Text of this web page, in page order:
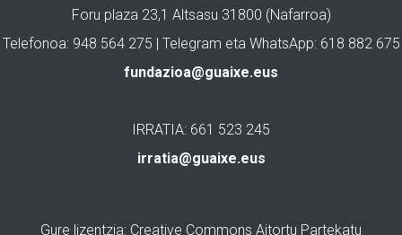
Foru plaza 23,1 Altsasu 31800 (Nafarroa)
Telefonoa: 948 564 275 | Telegram eta WhatsApp: 618 882 675
fundazioa@guaixe.eus
IRRATIA: 661 523 245
irratia@guaixe.eus
Gure lizentzia: Creative Commons Aitortu Partekatu